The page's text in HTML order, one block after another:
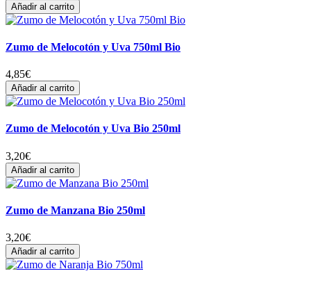
Añadir al carrito
Zumo de Melocotón y Uva 750ml Bio
4,85€
Añadir al carrito
Zumo de Melocotón y Uva Bio 250ml
3,20€
Añadir al carrito
Zumo de Manzana Bio 250ml
3,20€
Añadir al carrito